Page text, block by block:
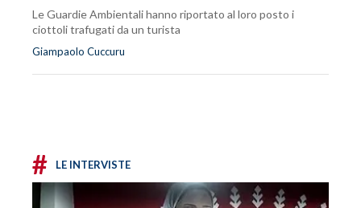
Le Guardie Ambientali hanno riportato al loro posto i
ciottoli trafugati da un turista
Giampaolo Cuccuru
# LE INTERVISTE